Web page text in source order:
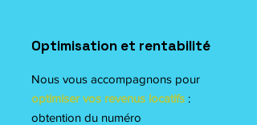
Optimisation et rentabilité
Nous vous accompagnons pour
optimiser vos revenus locatifs :
obtention du numéro